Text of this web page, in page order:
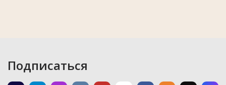
Подписаться